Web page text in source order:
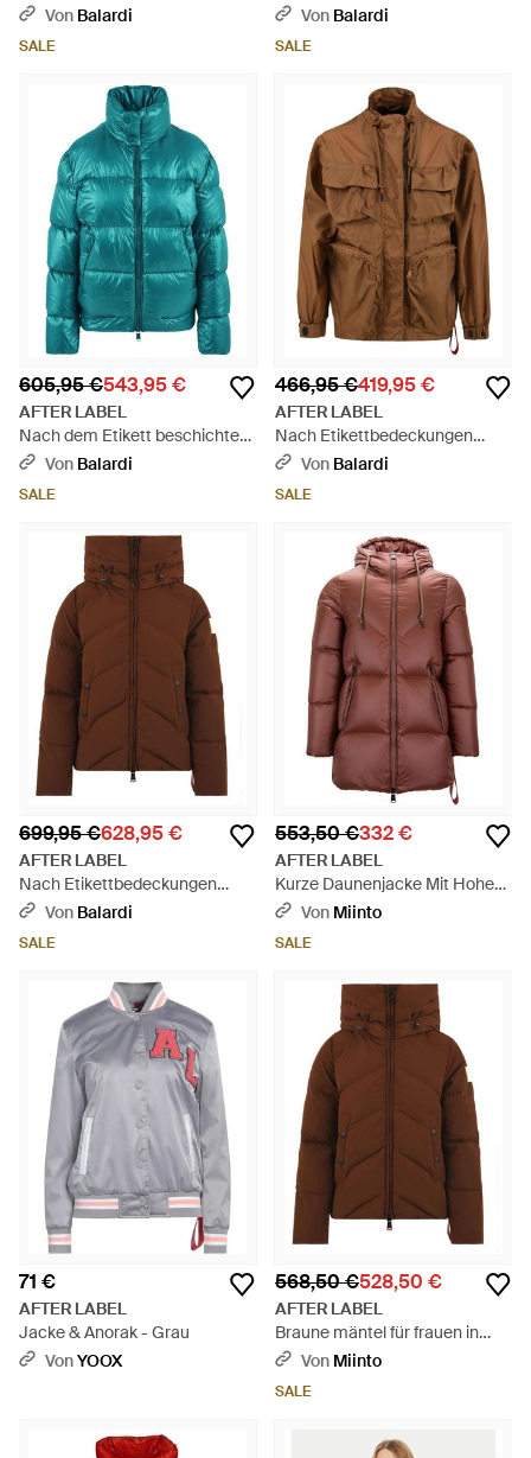
grau taubte - Braun
Von Balardi
SALE
grünVon Balardi
SALE
605,95 €543,95 €
AFTER LABEL
Nach dem Etikett beschichten
grün - Blau
Von Balardi
SALE
466,95 €419,95 €
AFTER LABEL
Nach Etikettbedeckungen
braun
Von Balardi
SALE
699,95 €628,95 €
AFTER LABEL
Nach Etikettbedeckungen
braun
Von Balardi
SALE
553,50 €332 €
AFTER LABEL
Kurze Daunenjacke Mit Hohem
Kragen - Braun
Von Miinto
SALE
71 €
AFTER LABEL
Jacke & Anorak - Grau
VonYOOX
568,50 €528,50 €
AFTER LABEL
Braune mäntel für frauen in
helsinki - Braun
Von Miinto
SALE